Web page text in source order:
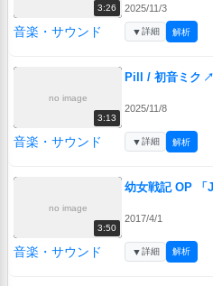
3:26 2025/11/3
音楽・サウンド ▼詳細 解析
no image
3:13
Pill / 初音ミク ↗
2025/11/8
音楽・サウンド ▼詳細 解析
no image
3:50
幼女戦記 OP 「
2017/4/1
音楽・サウンド ▼詳細 解析